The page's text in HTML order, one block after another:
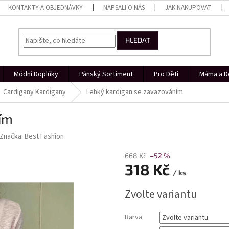
KONTAKTY A OBJEDNÁVKY NAPSALI O NÁS JAK NAKUPOVAT
HLEDAT
Módní Doplňky Pánský Sortiment Pro Děti Máma a
Cardigany Kardigany Lehký kardigan se zavazováním
Značka:Best Fashion
668 Kč –52 %
318 Kč / ks
cena:
Zvolte variantu
Barva